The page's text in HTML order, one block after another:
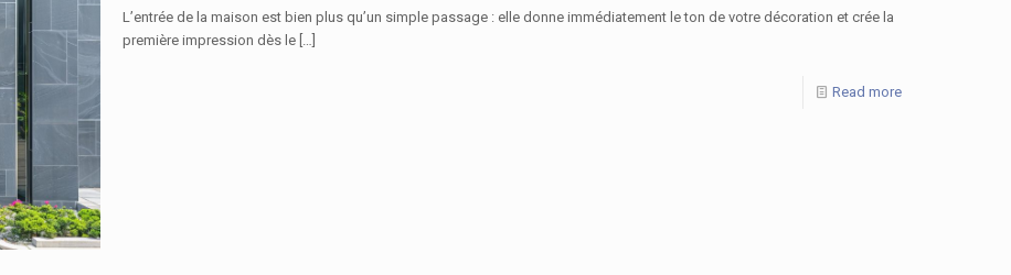
L’entrée de la maison est bien plus qu’un simple passage : elle donne immédiatement le ton de votre décoration et crée la
première impression dès le […]
Read more